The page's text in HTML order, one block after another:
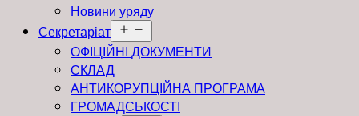
Новини уряду
Секретаріат
меню
ОФІЦІЙНІ ДОКУМЕНТИ
СКЛАД
АНТИКОРУПЦІЙНА ПРОГРАМА
ГРОМАДСЬКОСТІ